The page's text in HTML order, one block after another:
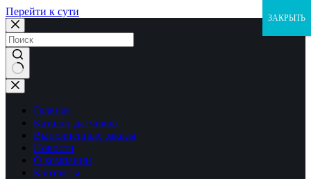
Перейти к сути
Ничего
не
найденоГлавная
Каталог датчиков
Выполненные заказы
Новости
О компании
Контакты
ЗАКРЫТЬ